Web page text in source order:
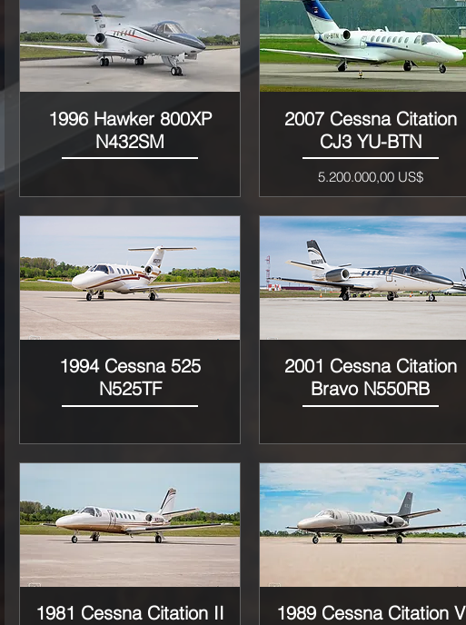
Vista rápida
1996 Hawker 800XP
N432SM
Vista rápida
2007 Cessna Citation
CJ3 YU-BTN
Precio
5.200.000,00 US$
Vista rápida
1994 Cessna 525
N525TF
Vista rápida
2001 Cessna Citation
Bravo N550RB
Vista rápida
1981 Cessna Citation II
Vista rápida
1989 Cessna Citation V